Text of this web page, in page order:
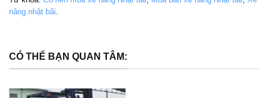
nâng nhật bãi.
CÓ THỂ BẠN QUAN TÂM: